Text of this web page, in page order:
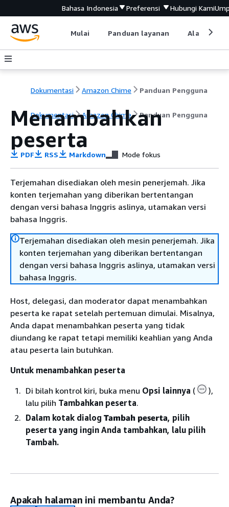
Bahasa Indonesia Preferensi Hubungi Kami
Mulai Panduan layanan Alat
Dokumentasi Amazon Chime Panduan Pengguna
Dokumentasi Amazon Chime Panduan Pengguna
Menambahkan
peserta
PDF RSS Markdown Mode fokus
Terjemahan disediakan oleh mesin penerjemah. Jika
konten terjemahan yang diberikan bertentangan
dengan versi bahasa Inggris aslinya, utamakan versi
bahasa Inggris.
Terjemahan disediakan oleh mesin penerjemah. Jika
konten terjemahan yang diberikan bertentangan
dengan versi bahasa Inggris aslinya, utamakan versi
bahasa Inggris.
Host, delegasi, dan moderator dapat menambahkan
peserta ke rapat setelah pertemuan dimulai. Misalnya,
Anda dapat menambahkan peserta yang tidak
diundang ke rapat tetapi memiliki keahlian yang Anda
atau peserta lain butuhkan.
Untuk menambahkan peserta
Di bilah kontrol kiri, buka menu Opsi lainnya (
),
lalu pilih Tambahkan peserta.
Dalam kotak dialog Tambah peserta, pilih
peserta yang ingin Anda tambahkan, lalu pilih
Tambah.
Apakah halaman ini membantu Anda?